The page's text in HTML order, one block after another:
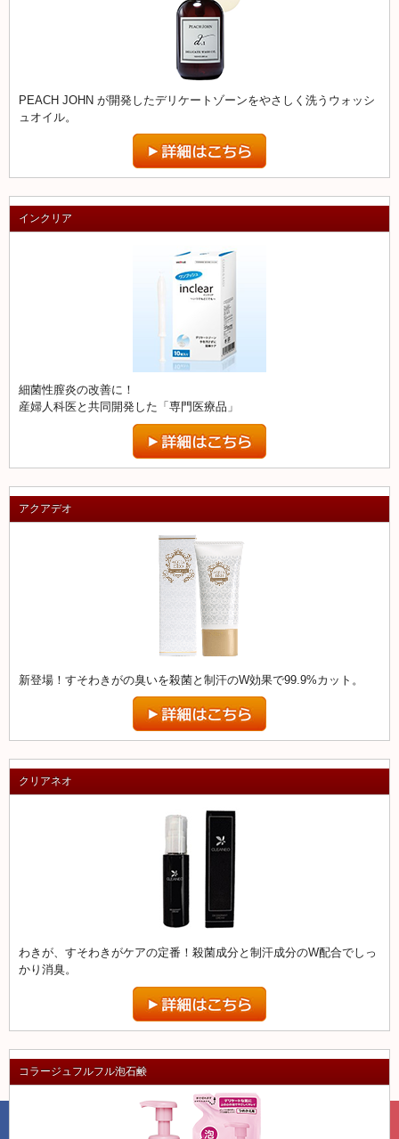
PEACH JOHN が開発したデリケートゾーンをやさしく洗うウォッシ
ュオイル。
インクリア
細菌性膣炎の改善に！
産婦人科医と共同開発した「専門医療品」
アクアデオ
新登場！すそわきがの臭いを殺菌と制汗のW効果で99.9%カット。
クリアネオ
わきが、すそわきがケアの定番！殺菌成分と制汗成分のW配合でしっ
かり消臭。
コラージュフルフル泡石鹸